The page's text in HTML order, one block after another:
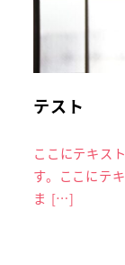
テスト
ここにテキス
す。ここにテ
ま […]